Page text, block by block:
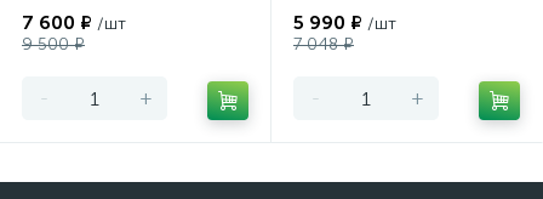
7 600 ₽ /шт
9 500 ₽
- +
5 990 ₽ /шт
7 048 ₽
- +